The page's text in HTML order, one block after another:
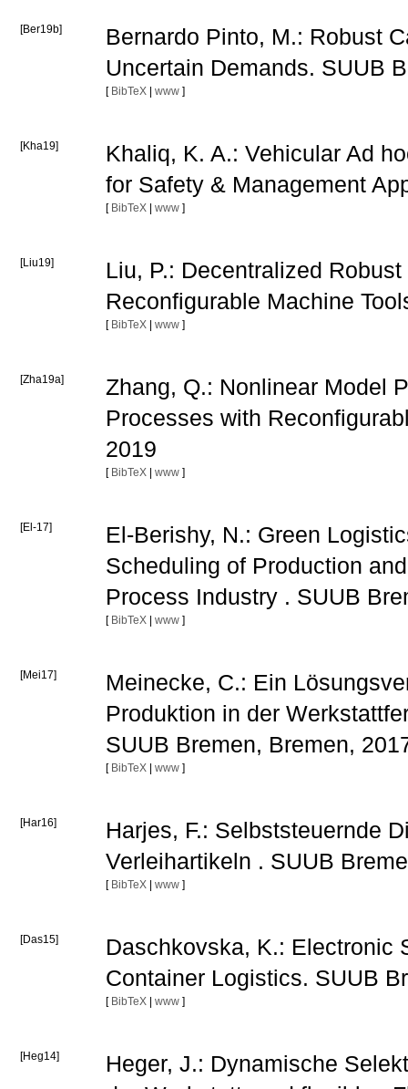
[Ber19b]
Bernardo Pinto, M.: Robust
Uncertain Demands. SUUB
[ BibTeX| www ]
[Kha19]
Khaliq, K. A.: Vehicular Ad
for Safety & Management
[ BibTeX| www ]
[Liu19]
Liu, P.: Decentralized
Reconfigurable Machine
[ BibTeX| www ]
[Zha19a]
Zhang, Q.: Nonlinear Model
Processes with
2019
[ BibTeX| www ]
[El-17]
El-Berishy, N.: Green
Scheduling of Production
Process Industry . SUUB
[ BibTeX| www ]
[Mei17]
Meinecke, C.: Ein
Produktion in der
SUUB Bremen, Bremen,
[ BibTeX| www ]
[Har16]
Harjes, F.: Selbststeuernde
Verleihartikeln . SUUB
[ BibTeX| www ]
[Das15]
Daschkovska, K.: Electronic
Container Logistics. SUUB
[ BibTeX| www ]
[Heg14]
Heger, J.: Dynamische